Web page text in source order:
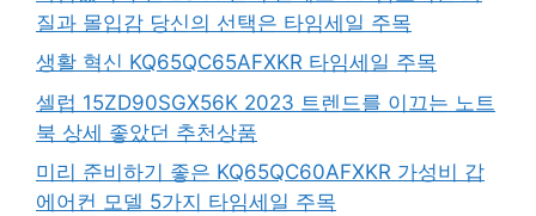
질과 몰입감 당신의 선택은 타임세일 주목
생활 혁신 KQ65QC65AFXKR 타임세일 주목
셀럽 15ZD90SGX56K 2023 트렌드를 이끄는 노트
북 상세 좋았던 추천상품
미리 준비하기 좋은 KQ65QC60AFXKR 가성비 갑
에어컨 모델 5가지 타임세일 주목